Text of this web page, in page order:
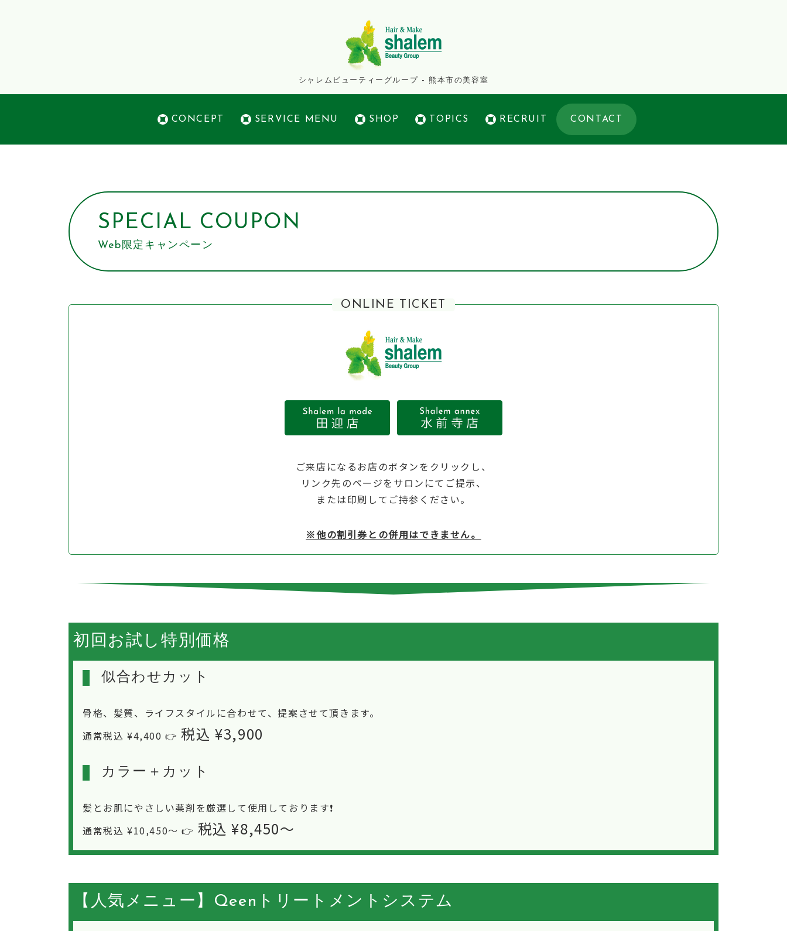
シャレムビューティーグループ - 熊本市の美容室
CONCEPT SERVICE MENU SHOP TOPICS RECRUIT CONTACT
SPECIAL COUPON
Web限定キャンペーン
ONLINE TICKET
ご来店になるお店のボタンをクリックし、
リンク先のページをサロンにてご提示、
または印刷してご持参ください。
※他の割引券との併用はできません。
初回お試し特別価格
似合わせカット
骨格、髪質、ライフスタイルに合わせて、提案させて頂きます。
通常税込 ¥4,400 👉税込 ¥3,900
カラー＋カット
髪とお肌にやさしい薬剤を厳選して使用しております❗️
通常税込 ¥10,450〜 👉 税込 ¥8,450〜
【人気メニュー】Qeenトリートメントシステム